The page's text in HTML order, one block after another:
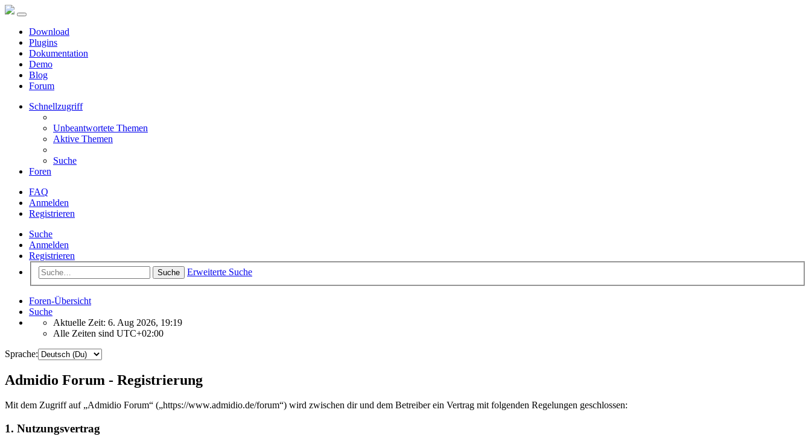
Download
Plugins
Dokumentation
Demo
Blog
Forum
Schnellzugriff
Unbeantwortete Themen
Aktive Themen
Suche
Foren
FAQ
Anmelden
Registrieren
Suche
Anmelden
Registrieren
Suche Erweiterte Suche
Foren-Übersicht
Suche
Aktuelle Zeit: 6. Aug 2026, 19:19
Alle Zeiten sind UTC+02:00
Sprache:
Admidio Forum - Registrierung
Mit dem Zugriff auf „Admidio Forum“ („https://www.admidio.de/forum“) wird zwischen dir und dem Betreiber ein Vertrag mit folgenden Regelungen geschlossen:
1. Nutzungsvertrag